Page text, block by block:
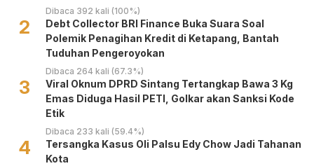
Dibaca 392 kali (100%)
2
Debt Collector BRI Finance Buka Suara Soal
Polemik Penagihan Kredit di Ketapang, Bantah
Tuduhan Pengeroyokan
Dibaca 264 kali (67.3%)
3
Viral Oknum DPRD Sintang Tertangkap Bawa 3 Kg
Emas Diduga Hasil PETI, Golkar akan Sanksi Kode
Etik
Dibaca 233 kali (59.4%)
4
Tersangka Kasus Oli Palsu Edy Chow Jadi Tahanan
Kota